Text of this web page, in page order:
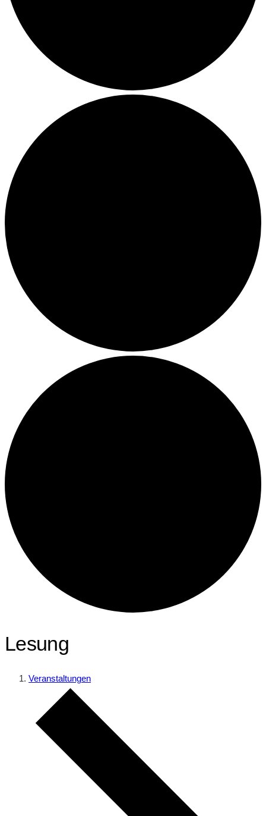
Lesung
Veranstaltungen